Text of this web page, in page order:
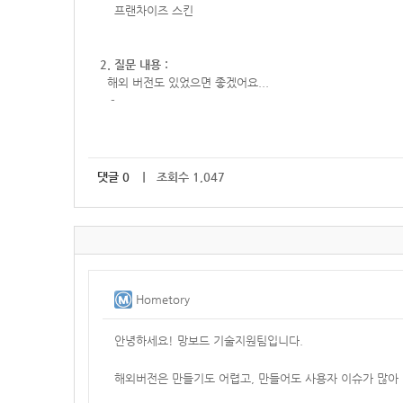
프랜차이즈 스킨
2. 질문 내용 :
해외 버전도 있었으면 좋겠어요...
-
댓글 0 ｜ 조회수 1,047
Hometory
안녕하세요! 망보드 기술지원팀입니다.
해외버전은 만들기도 어렵고, 만들어도 사용자 이슈가 많아